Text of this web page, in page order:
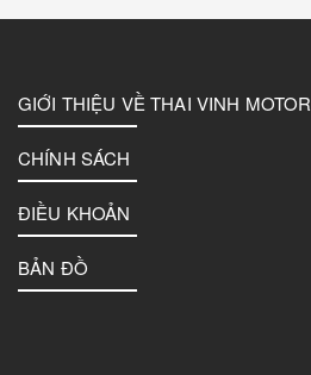
GIỚI THIỆU VỀ THAI VINH MOTOR
CHÍNH SÁCH
ĐIỀU KHOẢN
BẢN ĐỒ